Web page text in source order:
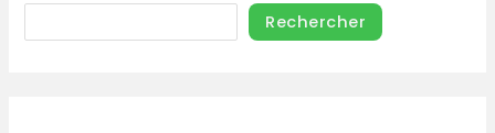
Rechercher